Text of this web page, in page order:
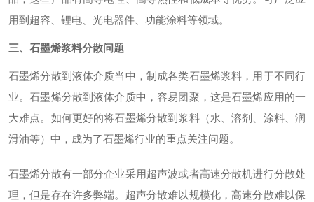
用到超容、锂电、光电器件、功能涂料等领域。
三、石墨烯浆料分散问题
石墨烯分散到液体介质当中，制成各类石墨烯浆料，用于不同行
业。石墨烯分散到液体介质中，容易团聚，这是石墨烯应用的一
大难点。如何更好的将石墨烯分散到浆料（水、溶剂、涂料、润
滑油等）中，成为了石墨烯行业的重点关注问题。
石墨烯分散有一部分企业采用超声波或者高速分散机进行分散处
理，但是存在许多弊端。超声分散难以规模化，高速分散难以保